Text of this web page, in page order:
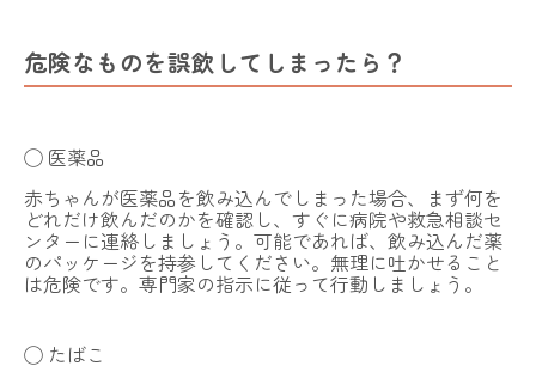
危険なものを誤飲してしまったら？
◯ 医薬品
赤ちゃんが医薬品を飲み込んでしまった場合、まず何を
どれだけ飲んだのかを確認し、すぐに病院や救急相談セ
ンターに連絡しましょう。可能であれば、飲み込んだ薬
のパッケージを持参してください。無理に吐かせること
は危険です。専門家の指示に従って行動しましょう。
◯ たばこ